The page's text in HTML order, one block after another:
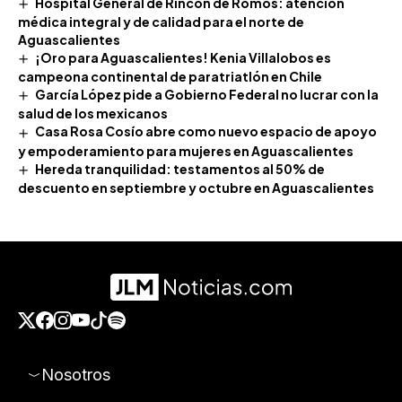
médica integral y de calidad para el norte de
Aguascalientes
¡Oro para Aguascalientes! Kenia Villalobos es
campeona continental de paratriatlón en Chile
García López pide a Gobierno Federal no lucrar con la
salud de los mexicanos
Casa Rosa Cosío abre como nuevo espacio de apoyo
y empoderamiento para mujeres en Aguascalientes
Hereda tranquilidad: testamentos al 50% de
descuento en septiembre y octubre en Aguascalientes
Nosotros